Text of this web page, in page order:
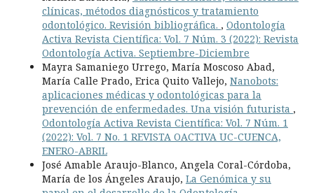
clínicas, métodos diagnósticos y tratamiento
odontológico. Revisión bibliográfica. , Odontología
Activa Revista Científica: Vol. 7 Núm. 3 (2022): Revista
Odontología Activa. Septiembre-Diciembre
Mayra Samaniego Urrego, María Moscoso Abad,
María Calle Prado, Erica Quito Vallejo, Nanobots:
aplicaciones médicas y odontológicas para la
prevención de enfermedades. Una visión futurista ,
Odontología Activa Revista Científica: Vol. 7 Núm. 1
(2022): Vol. 7 No. 1 REVISTA OACTIVA UC-CUENCA,
ENERO-ABRIL
José Amable Araujo-Blanco, Angela Coral-Córdoba,
María de los Ángeles Araujo, La Genómica y su